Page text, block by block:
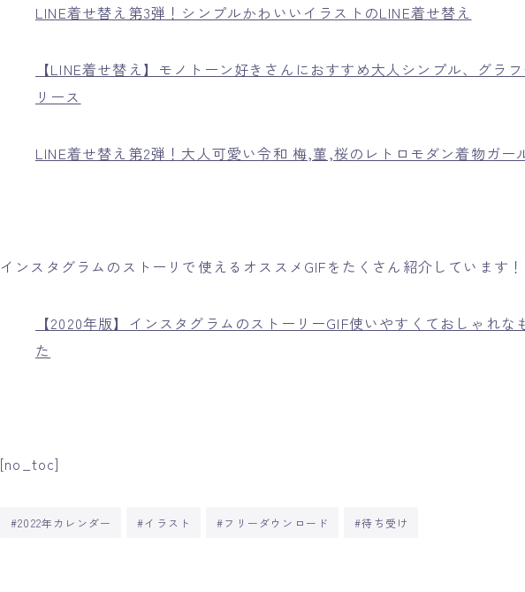
LINE着せ替え第3弾！シンプルかわいいイラストのLINE着せ替え
【LINE着せ替え】モノトーン好きさんにおすすめ大人シンプル、グラ
リース
LINE着せ替え第2弾！大人可愛い令和 梅,菫,桜のレトロモダン着物ガー
インスタグラムのストーリで使えるオススメGIFをたくさん紹介しています！
【2020年版】インスタグラムのストーリーGIF使いやすくておしゃれな
た
[no_toc]
#2022年カレンダー #イラスト #フリーダウンロード #待ち受け